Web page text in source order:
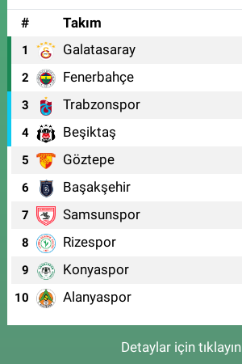
#
Takım
1 Galatasaray
2 Fenerbahçe
3 Trabzonspor
4 Beşiktaş
5 Göztepe
6 Başakşehir
7 Samsunspor
8 Rizespor
9 Konyaspor
10 Alanyaspor
Detaylar için tıklayın